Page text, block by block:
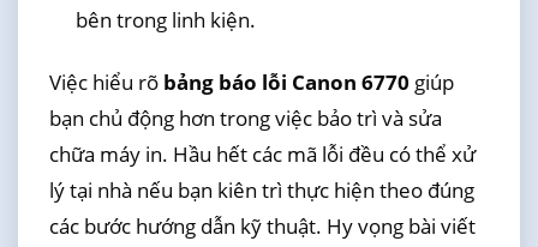
bên trong linh kiện.
Việc hiểu rõ bảng báo lỗi Canon 6770 giúp
bạn chủ động hơn trong việc bảo trì và sửa
chữa máy in. Hầu hết các mã lỗi đều có thể xử
lý tại nhà nếu bạn kiên trì thực hiện theo đúng
các bước hướng dẫn kỹ thuật. Hy vọng bài viết